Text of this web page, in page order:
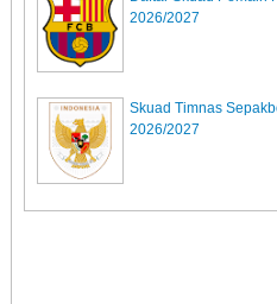
2026/2027
Skuad Timnas
2026/2027